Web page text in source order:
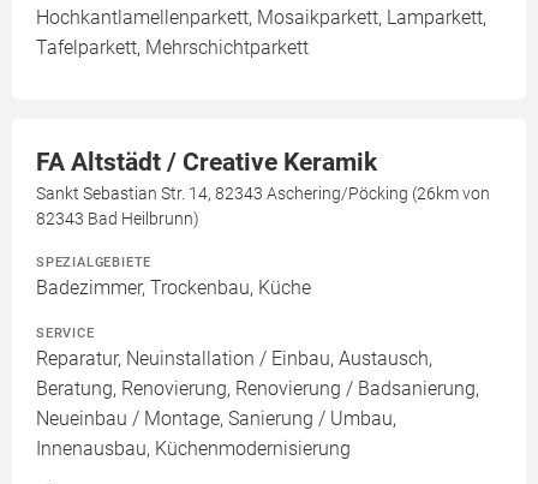
Hochkantlamellenparkett, Mosaikparkett, Lamparkett,
Tafelparkett, Mehrschichtparkett
FA Altstädt / Creative Keramik
Sankt Sebastian Str. 14, 82343 Aschering/Pöcking (26km von
82343 Bad Heilbrunn)
SPEZIALGEBIETE
Badezimmer, Trockenbau, Küche
SERVICE
Reparatur, Neuinstallation / Einbau, Austausch,
Beratung, Renovierung, Renovierung / Badsanierung,
Neueinbau / Montage, Sanierung / Umbau,
Innenausbau, Küchenmodernisierung